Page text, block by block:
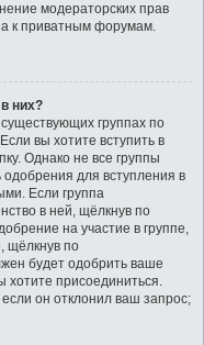
модераторских прав
к приватным форумам.
них?
группах по
вы хотите вступить в
Однако не все группы
для вступления в
Если группа
в ней, щёлкнув по
на участие в группе,
щёлкнув по
будет одобрить ваше
хотите присоединиться.
он отклонил ваш запрос;